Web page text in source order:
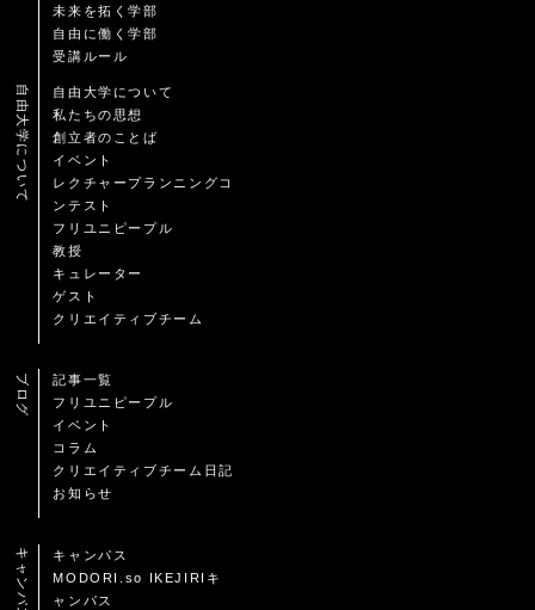
未来を拓く学部
自由に働く学部
受講ルール
自由大学について
自由大学について
私たちの思想
創立者のことば
イベント
レクチャープランニングコ
ンテスト
フリユニピープル
教授
キュレーター
ゲスト
クリエイティブチーム
ブログ
記事一覧
フリユニピープル
イベント
コラム
クリエイティブチーム日記
お知らせ
キャンパス
キャンパス
MODORI.so IKEJIRIキ
ャンパス